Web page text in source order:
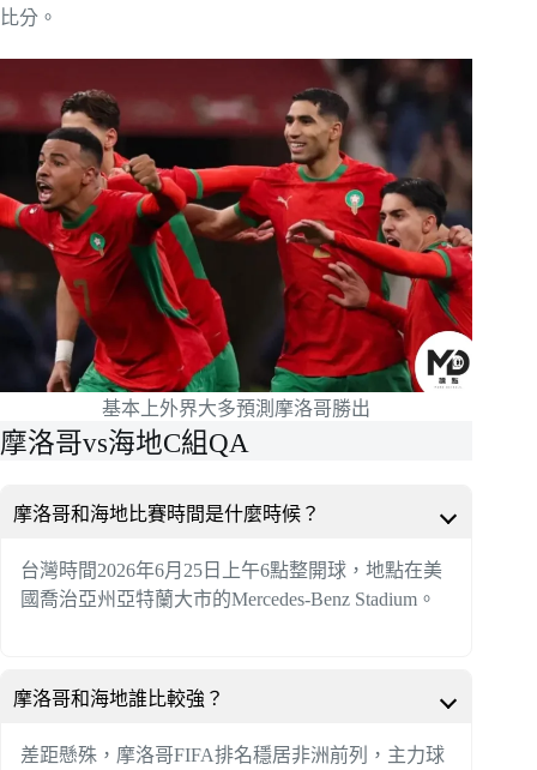
比分。
基本上外界大多預測摩洛哥勝出
摩洛哥vs海地C組QA
摩洛哥和海地比賽時間是什麼時候？
台灣時間2026年6月25日上午6點整開球，地點在美
國喬治亞州亞特蘭大市的Mercedes-Benz Stadium。
摩洛哥和海地誰比較強？
差距懸殊，摩洛哥FIFA排名穩居非洲前列，主力球